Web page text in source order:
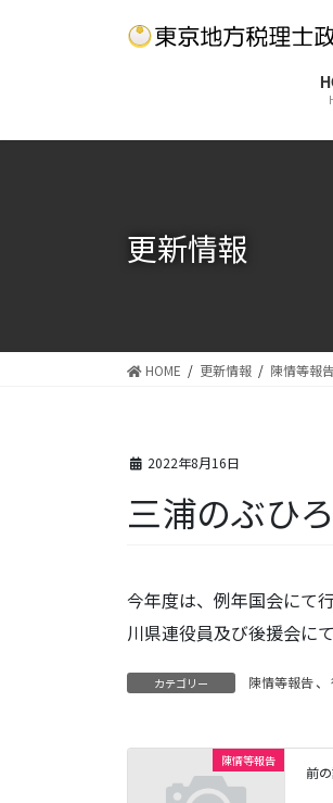
に
ョ
更新情報
HOME 更新情報 陳情等報
2022年8月16日
三浦のぶひ
今年度は、例年国会にて
川県連役員及び後援会に
カテゴリー 陳情等報告、
陳情等報告
前